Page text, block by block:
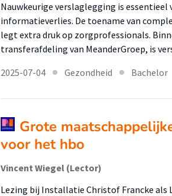
Nauwkeurige verslaglegging is
informatieverlies. De toename van
legt extra druk op zorgprofessionals.
transferafdeling van MeanderGroep, is
2025-07-04
Gezondheid Bachelor
Grote
voor het hbo
Vincent Wiegel (Lector)
Lezing bij Installatie Christof Francke als